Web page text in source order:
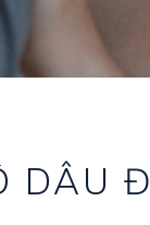
DÂU